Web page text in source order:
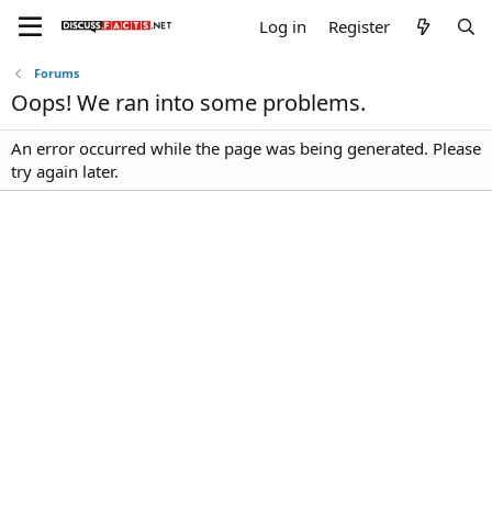
Log in Register
Forums
Oops! We ran into some problems.
An error occurred while the page was being generated. Please
try again later.